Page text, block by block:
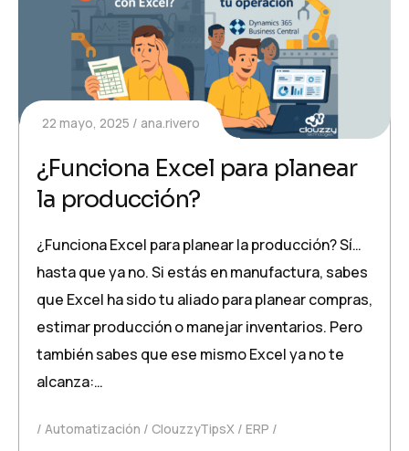
22 mayo, 2025 ana.rivero
¿Funciona Excel para planear
la producción?
¿Funciona Excel para planear la producción? Sí…
hasta que ya no. Si estás en manufactura, sabes
que Excel ha sido tu aliado para planear compras,
estimar producción o manejar inventarios. Pero
también sabes que ese mismo Excel ya no te
alcanza:…
Automatización ClouzzyTipsX ERP